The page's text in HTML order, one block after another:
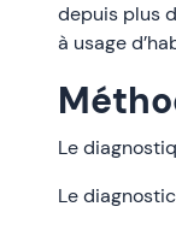
depuis plus
à usage
Le
Le